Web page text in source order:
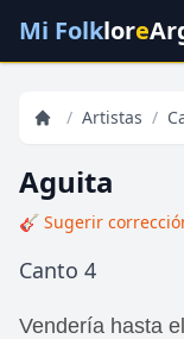
Mi Folklore
/ Artistas /
Aguita
🎸 Sugerir
Canto 4
Vendería hasta